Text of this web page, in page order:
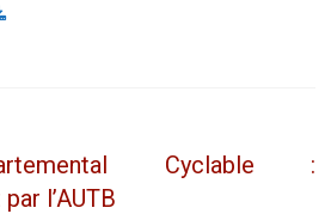
Cyclable :
l’AUTB